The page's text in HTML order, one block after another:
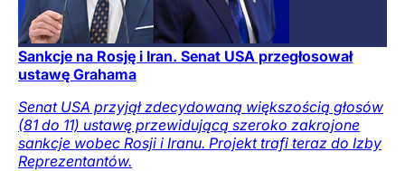
Sankcje na Rosję i Iran. Senat USA przegłosował
ustawę Grahama
Senat USA przyjął zdecydowaną większością głosów
(81 do 11) ustawę przewidującą szeroko zakrojone
sankcje wobec Rosji i Iranu. Projekt trafi teraz do Izby
Reprezentantów.